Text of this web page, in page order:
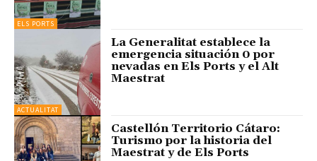
ELS PORTS
ACTUALITAT
La Generalitat establece la
emergencia situación 0 por
nevadas en Els Ports y el Alt
Maestrat
Castellón Territorio Cátaro:
Turismo por la historia del
Maestrat y de Els Ports